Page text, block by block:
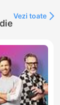
Vezi toate